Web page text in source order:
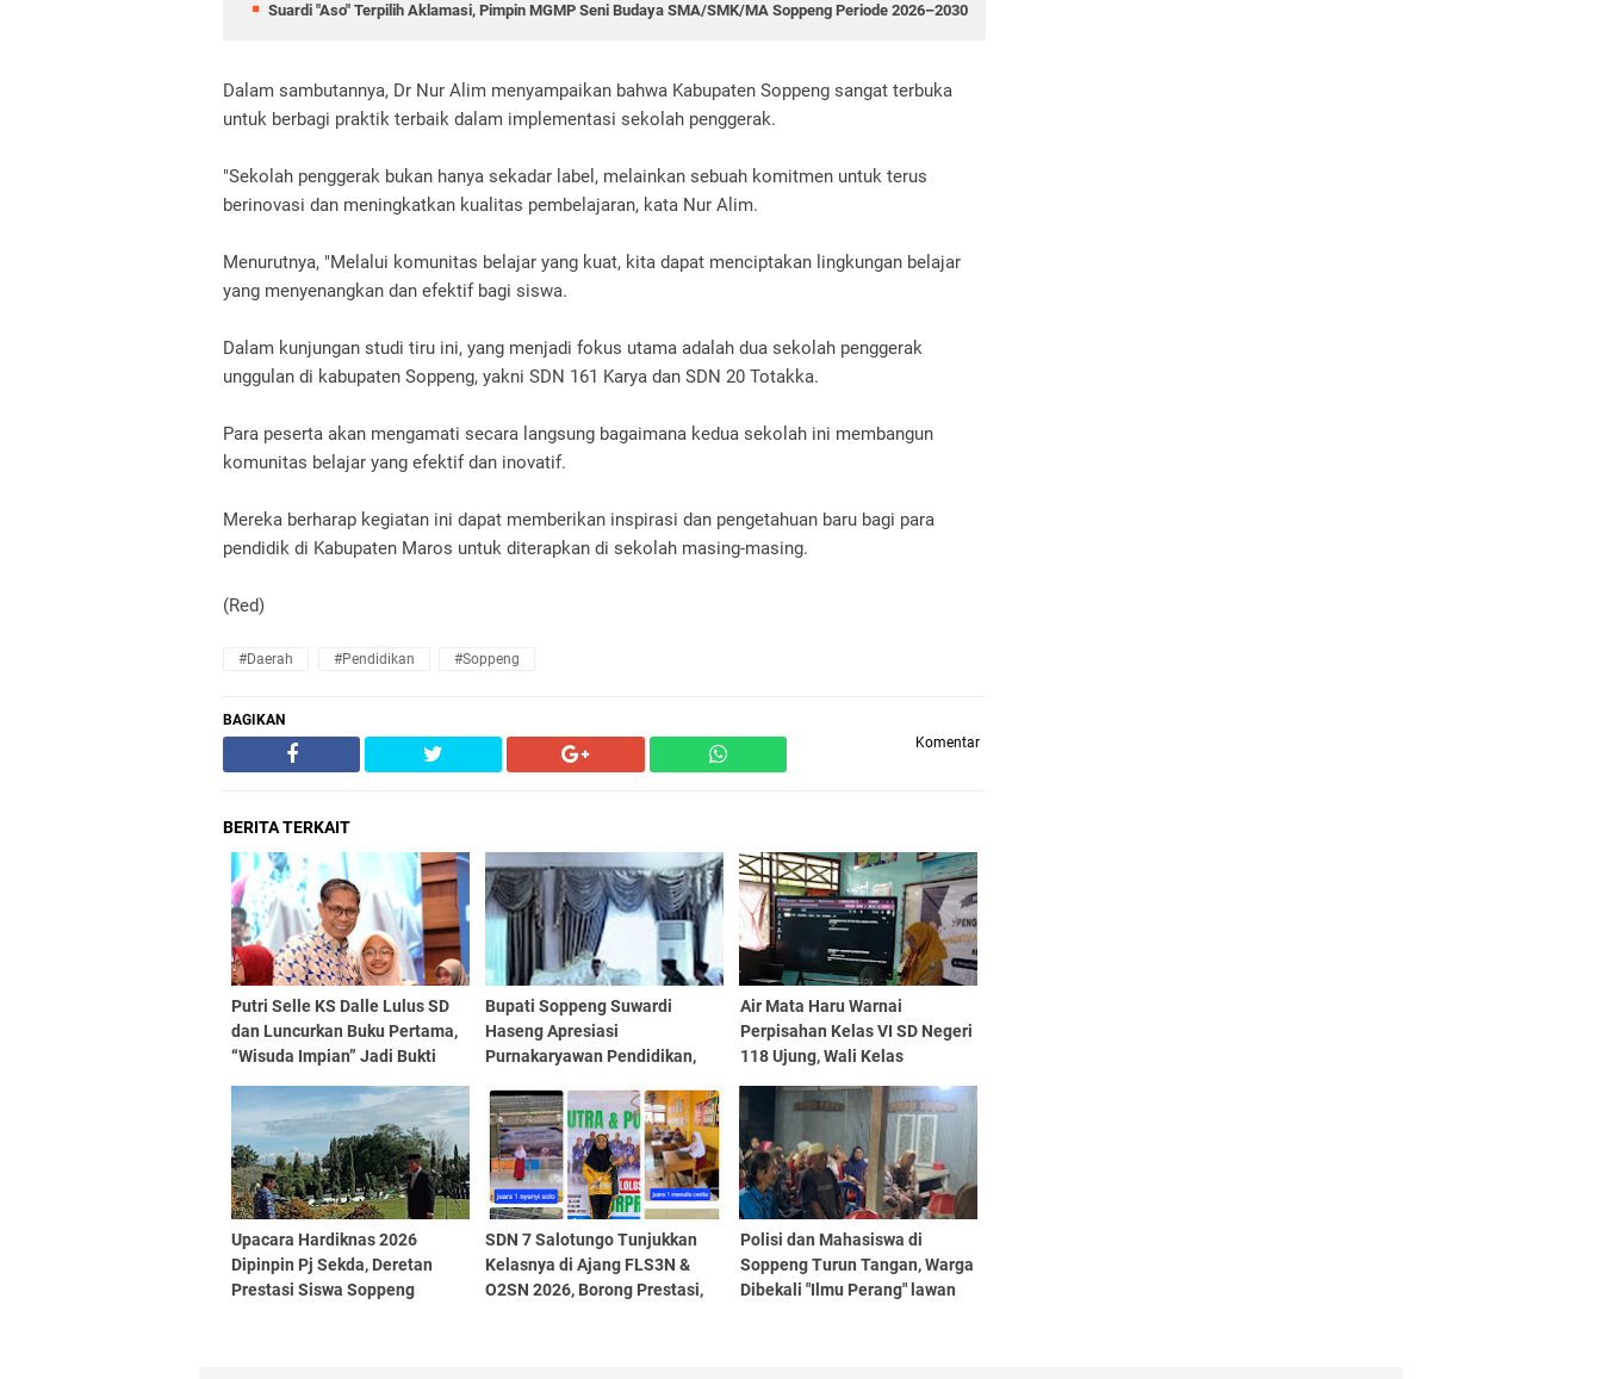
Suardi "Aso" Terpilih Aklamasi, Pimpin MGMP Seni Budaya SMA/SMK/MA Soppeng Periode 2026–2030
Dalam sambutannya, Dr Nur Alim menyampaikan bahwa Kabupaten Soppeng sangat terbuka
untuk berbagi praktik terbaik dalam implementasi sekolah penggerak.
"Sekolah penggerak bukan hanya sekadar label, melainkan sebuah komitmen untuk terus
berinovasi dan meningkatkan kualitas pembelajaran, kata Nur Alim.
Menurutnya, "Melalui komunitas belajar yang kuat, kita dapat menciptakan lingkungan belajar
yang menyenangkan dan efektif bagi siswa.
Dalam kunjungan studi tiru ini, yang menjadi fokus utama adalah dua sekolah penggerak
unggulan di kabupaten Soppeng, yakni SDN 161 Karya dan SDN 20 Totakka.
Para peserta akan mengamati secara langsung bagaimana kedua sekolah ini membangun
komunitas belajar yang efektif dan inovatif.
Mereka berharap kegiatan ini dapat memberikan inspirasi dan pengetahuan baru bagi para
pendidik di Kabupaten Maros untuk diterapkan di sekolah masing-masing.
(Red)
#Daerah #Pendidikan #Soppeng
BAGIKAN
Komentar
BERITA TERKAIT
Putri Selle KS Dalle Lulus SD
dan Luncurkan Buku Pertama,
“Wisuda Impian” Jadi Bukti
Bupati Soppeng Suwardi
Haseng Apresiasi
Purnakaryawan Pendidikan,
Daerah
Air Mata Haru Warnai
Perpisahan Kelas VI SD Negeri
118 Ujung, Wali Kelas
untuk Anak Didiknya
Upacara Hardiknas 2026
Dipinpin Pj Sekda, Deretan
Prestasi Siswa Soppeng
SDN 7 Salotungo Tunjukkan
Kelasnya di Ajang FLS3N &
O2SN 2026, Borong Prestasi,
Polisi dan Mahasiswa di
Soppeng Turun Tangan, Warga
Dibekali "Ilmu Perang" lawan